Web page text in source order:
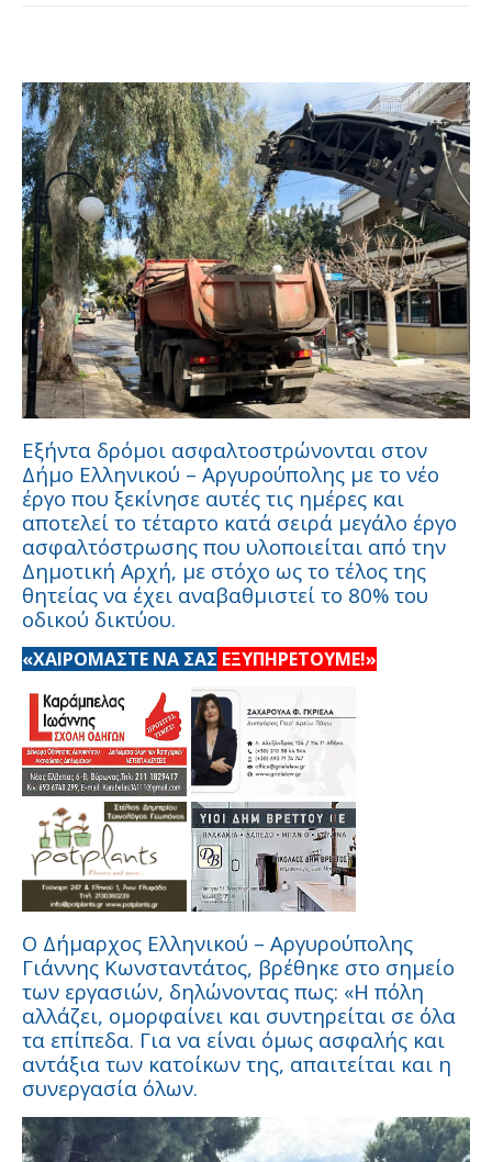
Εξήντα δρόμοι ασφαλτοστρώνονται στον
Δήμο Ελληνικού – Αργυρούπολης με το νέο
έργο που ξεκίνησε αυτές τις ημέρες και
αποτελεί το τέταρτο κατά σειρά μεγάλο έργο
ασφαλτόστρωσης που υλοποιείται από την
Δημοτική Αρχή, με στόχο ως το τέλος της
θητείας να έχει αναβαθμιστεί το 80% του
οδικού δικτύου.
«ΧΑΙΡΟΜΑΣΤΕ ΝΑ ΣΑΣ ΕΞΥΠΗΡΕΤΟΥΜΕ!»
Ο Δήμαρχος Ελληνικού – Αργυρούπολης
Γιάννης Κωνσταντάτος, βρέθηκε στο σημείο
των εργασιών, δηλώνοντας πως: «Η πόλη
αλλάζει, ομορφαίνει και συντηρείται σε όλα
τα επίπεδα. Για να είναι όμως ασφαλής και
αντάξια των κατοίκων της, απαιτείται και η
συνεργασία όλων.